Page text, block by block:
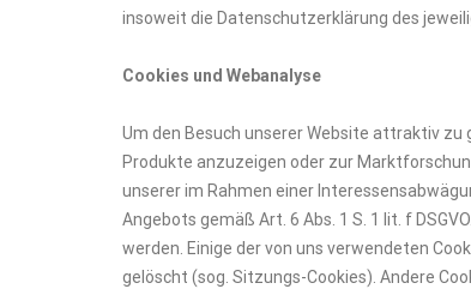
insoweit die Datenschutzerklärung des
Cookies und Webanalyse
Um den Besuch unserer Website attraktiv
Produkte anzuzeigen oder zur
unserer im Rahmen einer
Angebots gemäß Art. 6 Abs. 1 S. 1 lit. f
werden. Einige der von uns verwendeten
gelöscht (sog. Sitzungs-Cookies). Andere